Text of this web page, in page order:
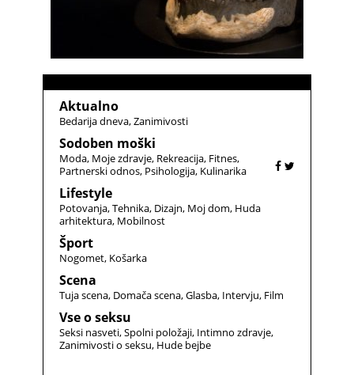
Aktualno
Bedarija dneva Zanimivosti
Sodoben moški
Moda Moje zdravje Rekreacija Fitnes
Partnerski odnos Psihologija Kulinarika
Lifestyle
Potovanja Tehnika Dizajn Moj dom Huda
arhitektura Mobilnost
Šport
Nogomet Košarka
Scena
Tuja scena Domača scena Glasba Intervju Film
Vse o seksu
Seksi nasveti Spolni položaji Intimno zdravje
Zanimivosti o seksu Hude bejbe